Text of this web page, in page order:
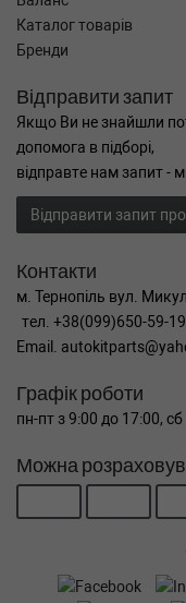
Каталог товарів
Бренди
Відправити запит
Якщо Ви не знайшли
допомога в підборі,
відправте нам запит
Відправити запит
Контакти
м. Тернопіль вул.
тел. +38(099)650-59-19
Email.
Графік роботи
пн-пт з 9:00 до 17:00, сб
Можна